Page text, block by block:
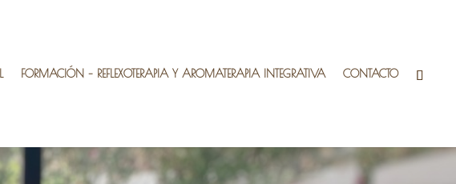
FORMACIÓN – REFLEXOTERAPIA Y AROMATERAPIA INTEGRATIVA CONTACTO